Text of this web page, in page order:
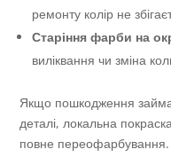
ремонту колір не
Старіння фарби на
виліквання чи зміна
Якщо пошкодження
деталі, локальна
повне переофарбування.